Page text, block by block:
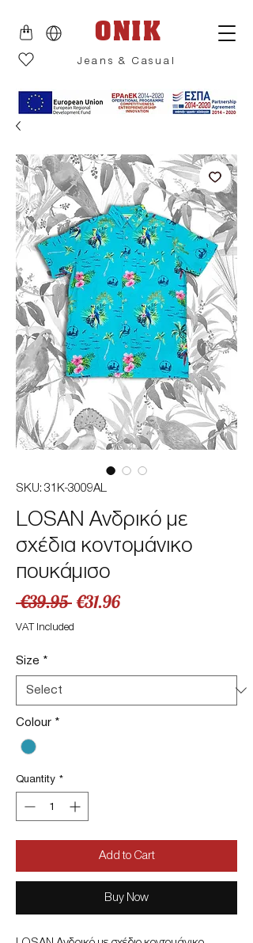
ONIK
Jeans & Casual
SKU: 31K-3009AL
LOSAN Ανδρικό με
σχέδια κοντομάνικο
πουκάμισο
€39.95 Regular
Price
€31.96Sale
VAT Included
Size *
Colour *
Quantity *
Add to Cart
Buy Now